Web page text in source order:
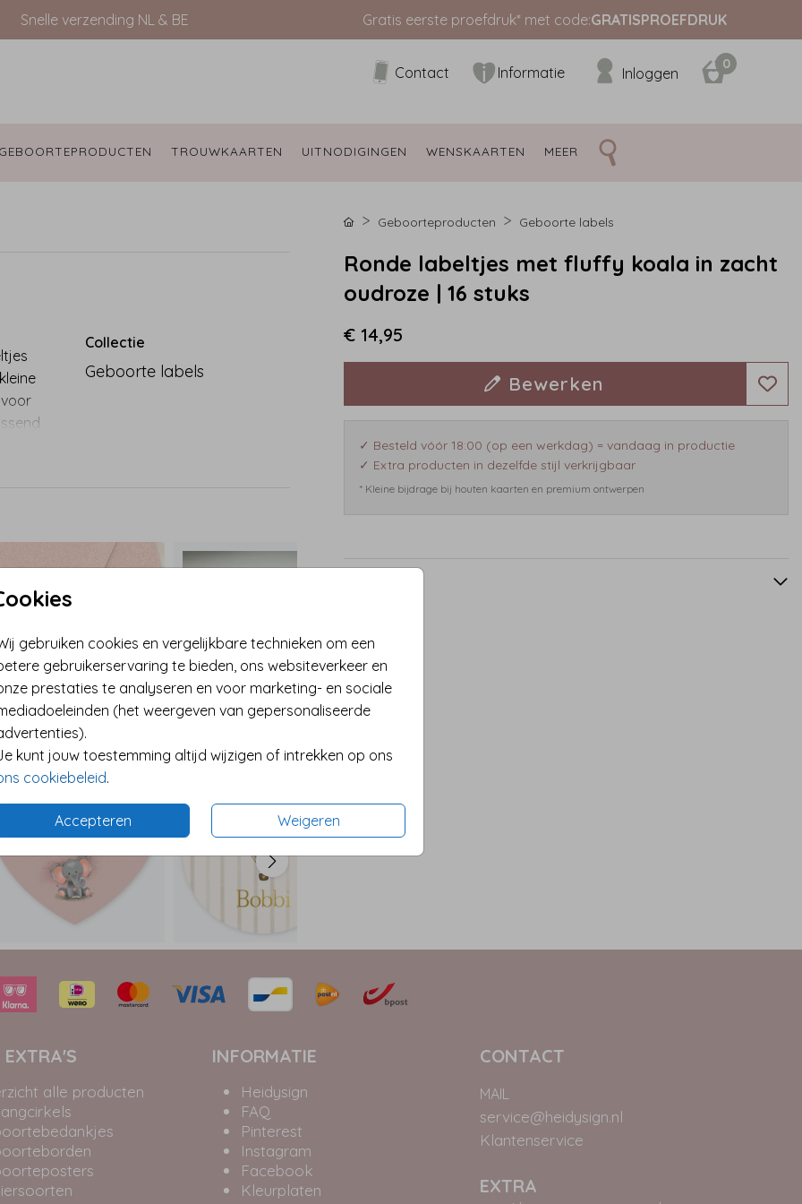
Snelle verzending NL & BE Gratis eerste proefdruk* met code:GRATISPROEFDRUK
Contact Informatie Inloggen
0
GEBOORTEPRODUCTEN TROUWKAARTEN UITNODIGINGEN WENSKAARTEN MEER
gebruiken cookies en vergelijkbare technieken om een
gebruikerservaring te bieden, ons websiteverkeer en
prestaties te analyseren en voor marketing- en sociale
(het weergeven van gepersonaliseerde
kunt jouw toestemming altijd wijzigen of intrekken op ons
cookiebeleid.
Accepteren Weigeren
Collectie
Geboorte labels
Geboorteproducten Geboorte labels
Ronde labeltjes met fluffy koala in zacht
oudroze | 16 stuks
€ 14,95
Bewerken
✓ Besteld vóór 18:00 (op een werkdag) = vandaag in productie
✓ Extra producten in dezelfde stijl verkrijgbaar
* Kleine bijdrage bij houten kaarten en premium ontwerpen
EXTRA'S
alle producten
INFORMATIE
Heidysign
FAQ
Pinterest
Instagram
Facebook
Kleurplaten
CONTACT
MAIL
service@heidysign.nl
Klantenservice
EXTRA